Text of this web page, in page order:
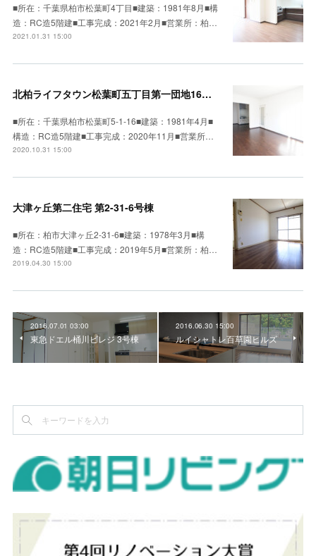
■所在：千葉県柏市松葉町4丁目■建築：1981年8月■構
造：RC造5階建■工事完成：2021年2月■営業所：柏…
2021.01.31 15:00
北柏ライフタウン松葉町五丁目第一団地16号棟
■所在：千葉県柏市松葉町5-1-16■建築：1981年4月■
構造：RC造5階建■工事完成：2020年11月■営業所…
2020.10.31 15:00
大津ヶ丘第二住宅 第2-31-6号棟
■所在：柏市大津ヶ丘2-31-6■建築：1978年3月■構
造：RC造5階建■工事完成：2019年5月■営業所：柏…
2019.04.30 15:00
2016.07.01 03:00
東急ドエル桶川ビレジ 3号棟
2016.06.30 15:00
ルイシャトレ百草園ヒルズ